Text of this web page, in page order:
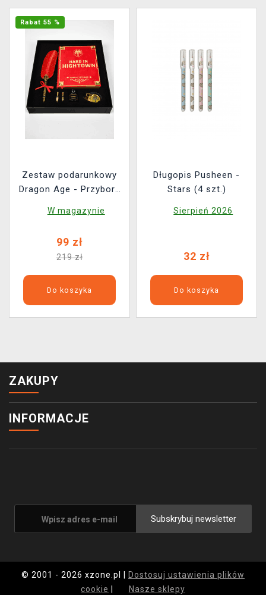
Rabat 55 %
Zestaw podarunkowy
Dragon Age - Przybory
stalówki, atrament,
W magazynie
99 zł
219 zł
Do koszyka
Długopis Pusheen -
Stars (4 szt.)
Sierpień 2026
32 zł
Do koszyka
ZAKUPY
INFORMACJE
Subskrybuj newsletter
© 2001 - 2026 xzone.pl |
Dostosuj ustawienia plików
cookie
Nasze sklepy